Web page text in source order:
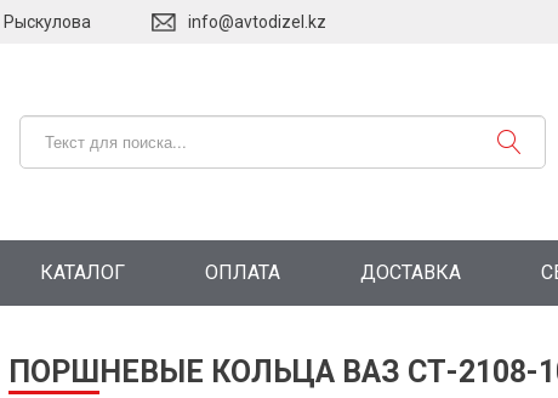
info@avtodizel.kz
КАТАЛОГ ОПЛАТА ДОСТАВКА
ПОРШНЕВЫЕ КОЛЬЦА ВАЗ СТ-2108-